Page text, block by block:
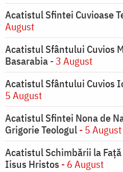
Acatistul Sfintei Cuvioase
August
Acatistul Sfântului Cuvios
Basarabia- 3 August
Acatistul Sfântului Cuvios
5 August
Acatistul Sfintei Nona de
Grigorie Teologul- 5 August
Acatistul Schimbării la
Iisus Hristos - 6 August